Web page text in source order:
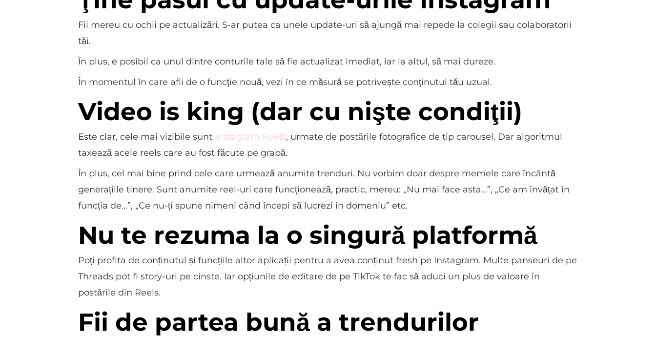
Fii mereu cu ochii pe actualizări. S-ar putea ca unele update-uri să ajungă mai repede la colegii sau colaboratorii
tăi.
În plus, e posibil ca unul dintre conturile tale să fie actualizat imediat, iar la altul, să mai dureze.
În momentul în care afli de o funcţie nouă, vezi în ce măsură se potrivește conținutul tău uzual.
Video is king (dar cu nişte condiţii)
Este clar, cele mai vizibile sunt Instagram Reels, urmate de postările fotografice de tip carousel. Dar algoritmul
taxează acele reels care au fost făcute pe grabă.
În plus, cel mai bine prind cele care urmează anumite trenduri. Nu vorbim doar despre memele care încântă
generațiile tinere. Sunt anumite reel-uri care funcționează, practic, mereu: „Nu mai face asta…”, „Ce am învățat în
funcția de…”, „Ce nu-ți spune nimeni când începi să lucrezi în domeniu” etc.
Nu te rezuma la o singură platformă
Poți profita de conținutul și funcțiile altor aplicații pentru a avea conținut fresh pe Instagram. Multe panseuri de pe
Threads pot fi story-uri pe cinste. Iar opțiunile de editare de pe TikTok te fac să aduci un plus de valoare în
postările din Reels.
Fii de partea bună a trendurilor